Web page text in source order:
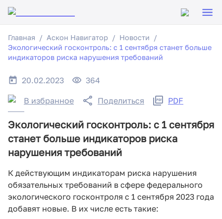
Главная Аскон Навигатор
Новости
Экологический госконтроль: с 1 сентября станет больше
индикаторов риска нарушения требований
20.02.2023 364
В избранное Поделиться PDF
Экологический госконтроль: с 1 сентября
станет больше индикаторов риска
нарушения требований
К действующим индикаторам риска нарушения
обязательных требований в сфере федерального
экологического госконтроля с 1 сентября 2023 года
добавят новые. В их числе есть такие: